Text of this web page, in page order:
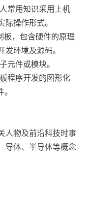
常用知识采用上机
际操作形式。
板，包含硬件的原理
发环境及源码。
元件或模块。
程序开发的图形化
人物及前沿科技时事
导体、半导体等概念